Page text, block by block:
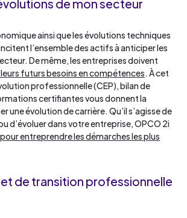
de mon secteur
ainsi que les évolutions techniques
l’ensemble des actifs à anticiper les
De même, les entreprises doivent
futurs besoins en compétences. À cet
professionnelle (CEP), bilan de
certifiantes vous donnent la
une évolution de carrière. Qu’il s’agisse de
d’évoluer dans votre entreprise, OPCO 2i
entreprendre les démarches les plus
de transition professionnelle